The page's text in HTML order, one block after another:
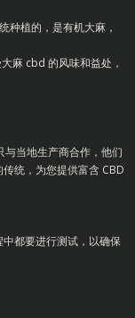
种植的，是有机大麻，
麻 cbd 的风味和益处，
与当地生产商合作，他们
统，为您提供富含 CBD
都要进行测试，以确保